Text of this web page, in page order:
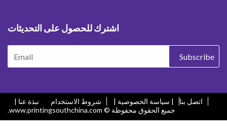
اشترك للحصول على التحديثات
Subscribe
نبذة عنا | شروط الاستخدام | سياسة الخصوصية |
اتصل بنا
جميع الحقوق محفوظة © www.printingsouthchina.com.